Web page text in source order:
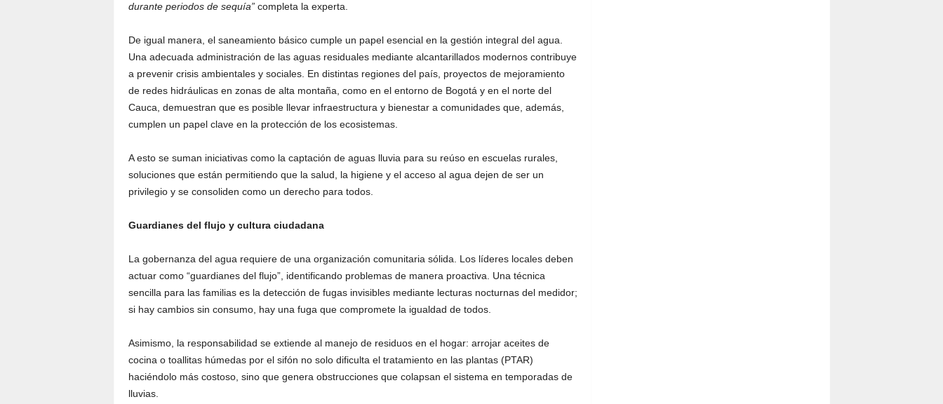
durante periodos de sequía”completa la experta.
De igual manera, el saneamiento básico cumple un papel esencial en la gestión integral del agua.
Una adecuada administración de las aguas residuales mediante alcantarillados modernos contribuye
a prevenir crisis ambientales y sociales. En distintas regiones del país, proyectos de mejoramiento
de redes hidráulicas en zonas de alta montaña, como en el entorno de Bogotá y en el norte del
Cauca, demuestran que es posible llevar infraestructura y bienestar a comunidades que, además,
cumplen un papel clave en la protección de los ecosistemas.
A esto se suman iniciativas como la captación de aguas lluvia para su reúso en escuelas rurales,
soluciones que están permitiendo que la salud, la higiene y el acceso al agua dejen de ser un
privilegio y se consoliden como un derecho para todos.
Guardianes del flujo y cultura ciudadana
La gobernanza del agua requiere de una organización comunitaria sólida. Los líderes locales deben
actuar como “guardianes del flujo”, identificando problemas de manera proactiva. Una técnica
sencilla para las familias es la detección de fugas invisibles mediante lecturas nocturnas del medidor;
si hay cambios sin consumo, hay una fuga que compromete la igualdad de todos.
Asimismo, la responsabilidad se extiende al manejo de residuos en el hogar: arrojar aceites de
cocina o toallitas húmedas por el sifón no solo dificulta el tratamiento en las plantas (PTAR)
haciéndolo más costoso, sino que genera obstrucciones que colapsan el sistema en temporadas de
lluvias.